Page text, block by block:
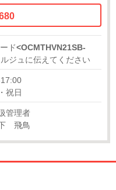
ド<OCMTHVN21SB-
ジュに伝えてください
祝日
管理者
飛鳥